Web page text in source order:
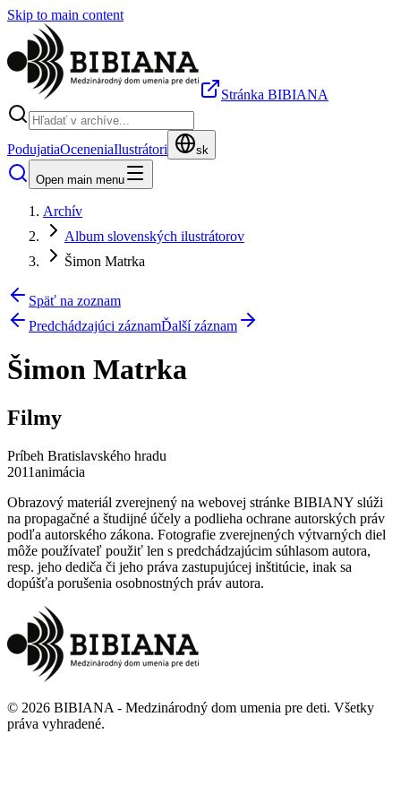
Skip to main content
Stránka BIBIANA
PodujatiaOceneniaIlustrátori sk
Open main menu
Archív
Album slovenských ilustrátorov
Šimon Matrka
Späť na zoznam
Predchádzajúci záznamĎalší záznam
Šimon Matrka
Filmy
Príbeh Bratislavského hradu
2011animácia
Obrazový materiál zverejnený na webovej stránke BIBIANY slúži
na propagačné a študijné účely a podlieha ochrane autorských práv
podľa autorského zákona. Fotografie zverejnených výtvarných diel
môže používateľ použiť len s predchádzajúcim súhlasom autora,
resp. jeho dediča či jeho práva zastupujúcej inštitúcie, inak sa
dopúšťa porušenia osobnostných práv autora.
© 2026 BIBIANA - Medzinárodný dom umenia pre deti. Všetky
práva vyhradené.